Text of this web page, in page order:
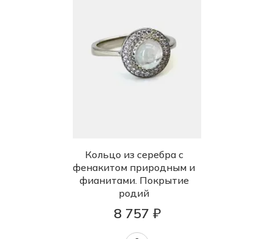
Кольцо из серебра с
фенакитом природным и
фианитами. Покрытие
родий
8 757 ₽